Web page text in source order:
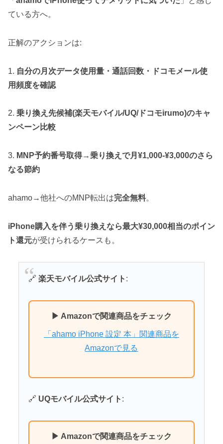
ている方へ。
正解のアクションは:
1. 自分の月次データ使用量・通話回数・ドコモメール使
用頻度を確認
2. 乗り換え先候補(楽天モバイル/UQ/ドコモirumo)のキャ
ンペーン比較
3. MNP予約番号取得→乗り換えで月¥1,000-¥3,000のさら
なる節約
ahamo→他社へのMNP転出は完全無料。
iPhone購入を伴う乗り換えなら最大¥30,000相当のポイン
ト還元が受けられるケースも。
🔗 楽天モバイル公式サイト :
▶ Amazonで関連商品をチェック
「ahamo iPhone 設定 本」関連商品を
Amazonで見る
🔗 UQモバイル公式サイト :
▶ Amazonで関連商品をチェック